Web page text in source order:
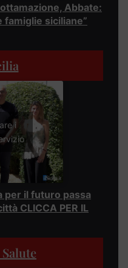
Abbate:
famiglie siciliane”
i
per il futuro passa
CLICCA PER IL